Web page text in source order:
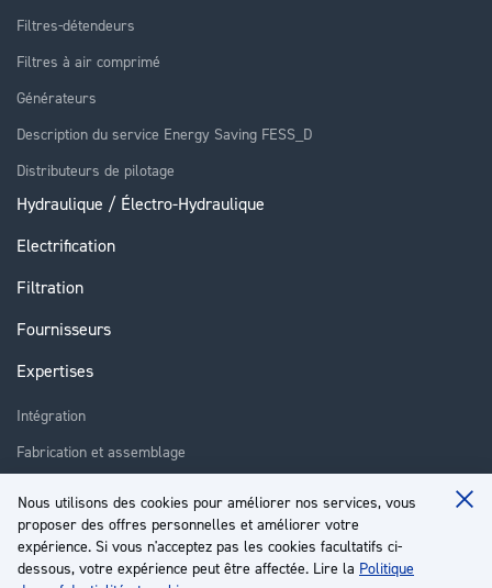
Nous utilisons des cookies pour améliorer nos services, vous
proposer des offres personnelles et améliorer votre
expérience. Si vous n'acceptez pas les cookies facultatifs ci-
dessous, votre expérience peut être affectée. Lire la Politique
Filtres-détendeurs
Filtres à air comprimé
Générateurs
Description du service Energy Saving FESS_D
Distributeurs de pilotage
Hydraulique / Électro-Hydraulique
Electrification
Filtration
Fournisseurs
Expertises
Intégration
Fabrication et assemblage
Réparation
Formation